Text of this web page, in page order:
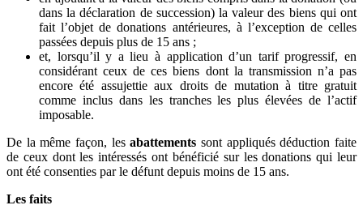
dans la déclaration de succession) la valeur des biens qui ont
fait l’objet de donations antérieures, à l’exception de celles
passées depuis plus de 15 ans ;
et, lorsqu’il y a lieu à application d’un tarif progressif, en
considérant ceux de ces biens dont la transmission n’a pas
encore été assujettie aux droits de mutation à titre gratuit
comme inclus dans les tranches les plus élevées de l’actif
imposable.
De la même façon, lesabattements sont appliqués déduction faite
de ceux dont les intéressés ont bénéficié sur les donations qui leur
ont été consenties par le défunt depuis moins de 15 ans.
Les faits